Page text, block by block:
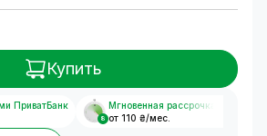
Купить
ПриватБанк
8
Мгновенная рассрочка
от 110 ₴/мес.